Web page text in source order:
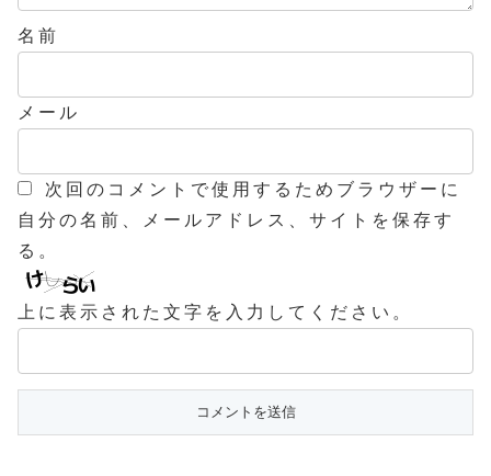
名前
メール
次回のコメントで使用するためブラウザーに
自分の名前、メールアドレス、サイトを保存す
る。
上に表示された文字を入力してください。